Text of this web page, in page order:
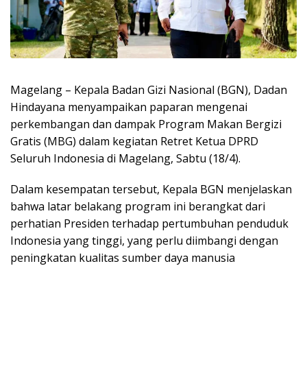
Magelang – Kepala Badan Gizi Nasional (BGN), Dadan
Hindayana menyampaikan paparan mengenai
perkembangan dan dampak Program Makan Bergizi
Gratis (MBG) dalam kegiatan Retret Ketua DPRD
Seluruh Indonesia di Magelang, Sabtu (18/4).
Dalam kesempatan tersebut, Kepala BGN menjelaskan
bahwa latar belakang program ini berangkat dari
perhatian Presiden terhadap pertumbuhan penduduk
Indonesia yang tinggi, yang perlu diimbangi dengan
peningkatan kualitas sumber daya manusia